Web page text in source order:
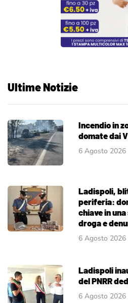
Ultime Notizie
Incendio in
domate dai
6 Agosto 2026
Ladispoli,
periferia:
chiave in
droga e
6 Agosto 2026
Ladispoli
del PNRR
6 Agosto 2026